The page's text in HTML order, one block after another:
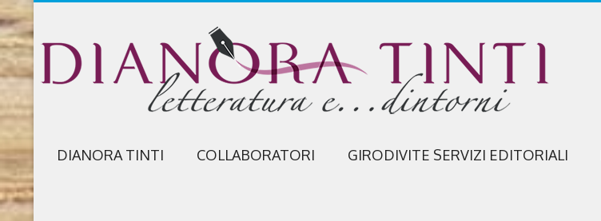
DIANORA TINTI COLLABORATORI GIRODIVITE SERVIZI EDITORIALI